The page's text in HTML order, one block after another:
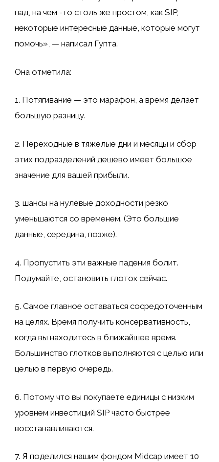
пад, на чем -то столь же простом, как SIP,
некоторые интересные данные, которые могут
помочь», — написал Гупта.
Она отметила:
1. Потягивание — это марафон, а время делает
большую разницу.
2. Переходные в тяжелые дни и месяцы и сбор
этих подразделений дешево имеет большое
значение для вашей прибыли.
3. шансы на нулевые доходности резко
уменьшаются со временем. (Это большие
данные, середина, позже).
4. Пропустить эти важные падения болит.
Подумайте, остановить глоток сейчас.
5. Самое главное оставаться сосредоточенным
на целях. Время получить консервативность,
когда вы находитесь в ближайшее время.
Большинство глотков выполняются с целью или
целью в первую очередь.
6. Потому что вы покупаете единицы с низким
уровнем инвестиций SIP часто быстрее
восстанавливаются.
7. Я поделился нашим фондом Midcap имеет 10